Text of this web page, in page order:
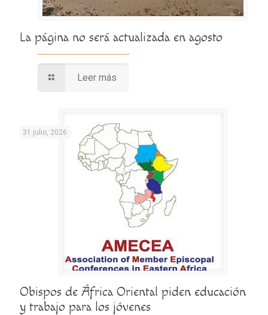
La página no será actualizada en agosto
Leer más
31 julio, 2026
Obispos de África Oriental piden educación
y trabajo para los jóvenes